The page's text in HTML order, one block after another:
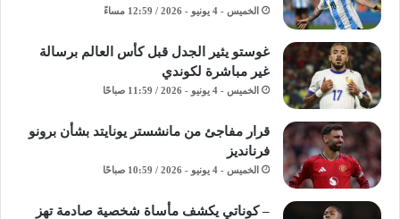
الخميس - 4 يونيو - 2026 / 12:59 مساءً
غوستو يثير الجدل قبل كأس العالم برسالة
غير مباشرة لكوندي
الخميس - 4 يونيو - 2026 / 11:59 صباحًا
قرار مفاجئ من مانشستر يونايتد بشأن برونو
فرنانديز
الخميس - 4 يونيو - 2026 / 10:59 صباحًا
– كوناتي يكشف مأساة شخصية صادمة تهز